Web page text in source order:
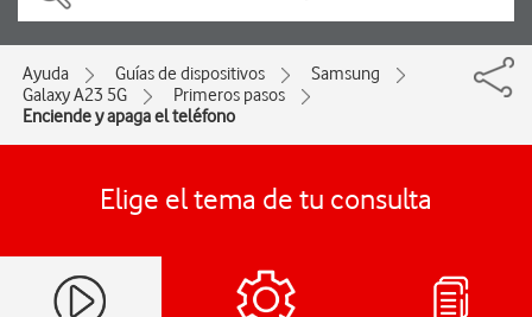
Ayuda Guías de dispositivos
Samsung
Galaxy A23 5G
Primeros pasos
Enciende y apaga el teléfono
Elige el tema de tu consulta